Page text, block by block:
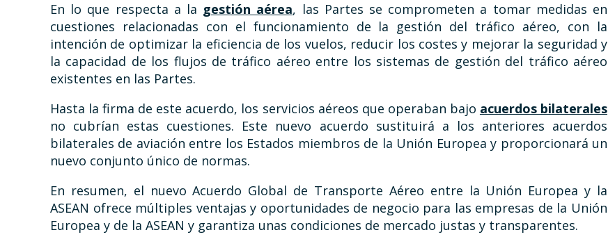
En lo que respecta a la gestión aérea, las Partes se comprometen a tomar medidas en
cuestiones relacionadas con el funcionamiento de la gestión del tráfico aéreo, con la
intención de optimizar la eficiencia de los vuelos, reducir los costes y mejorar la seguridad y
la capacidad de los flujos de tráfico aéreo entre los sistemas de gestión del tráfico aéreo
existentes en las Partes.
Hasta la firma de este acuerdo, los servicios aéreos que operaban bajo acuerdos bilaterales
no cubrían estas cuestiones. Este nuevo acuerdo sustituirá a los anteriores acuerdos
bilaterales de aviación entre los Estados miembros de la Unión Europea y proporcionará un
nuevo conjunto único de normas.
En resumen, el nuevo Acuerdo Global de Transporte Aéreo entre la Unión Europea y la
ASEAN ofrece múltiples ventajas y oportunidades de negocio para las empresas de la Unión
Europea y de la ASEAN y garantiza unas condiciones de mercado justas y transparentes.